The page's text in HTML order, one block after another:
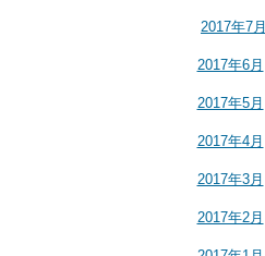
2017年7月
2017年6月
2017年5月
2017年4月
2017年3月
2017年2月